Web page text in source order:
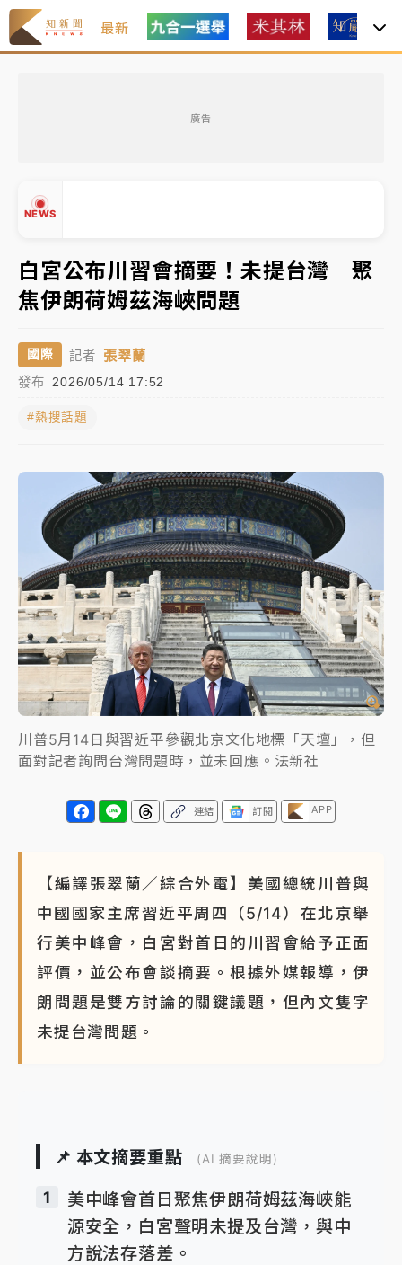
最新
廣告
NEWS
中信慈善基金會想增加董事人數！辜仲諒向法院聲請遭
駁 理由曝光
故宮《龍藏經》特展第2檔！今線上預約開賣一度塞車
周六起展出延長至晚上7時
台東農業處長涉圖利渡假村！東檢抗告成功 今重開羈
父親節泡湯了！中颱白海豚雨彈轟3天 「紅到發紫」降
雨熱區曝
暑假過三周才推「E宿新北打卡趣」！抽獎程序複雜 觀
旅局回應了
中信慈善基金會想增加董事人數！辜仲諒向法院聲請遭
駁 理由曝光
故宮《龍藏經》特展第2檔！今線上預約開賣一度塞車
周六起展出延長至晚上7時
台東農業處長涉圖利渡假村！東檢抗告成功 今重開羈
父親節泡湯了！中颱白海豚雨彈轟3天 「紅到發紫」降
雨熱區曝
▲
白宮公布川習會摘要！未提台灣 聚
焦伊朗荷姆茲海峽問題
國際 記者 張翠蘭
發布 2026/05/14 17:52
#熱搜話題
川普5月14日與習近平參觀北京文化地標「天壇」，但
面對記者詢問台灣問題時，並未回應。法新社
連結 訂閱 APP
【編譯張翠蘭／綜合外電】美國總統川普與
中國國家主席習近平周四（5/14）在北京舉
行美中峰會，白宮對首日的川習會給予正面
評價，並公布會談摘要。根據外媒報導，伊
朗問題是雙方討論的關鍵議題，但內文隻字
未提台灣問題。
📌 本文摘要重點 (AI 摘要說明)
1
美中峰會首日聚焦伊朗荷姆茲海峽能
源安全，白宮聲明未提及台灣，與中
方說法存落差。